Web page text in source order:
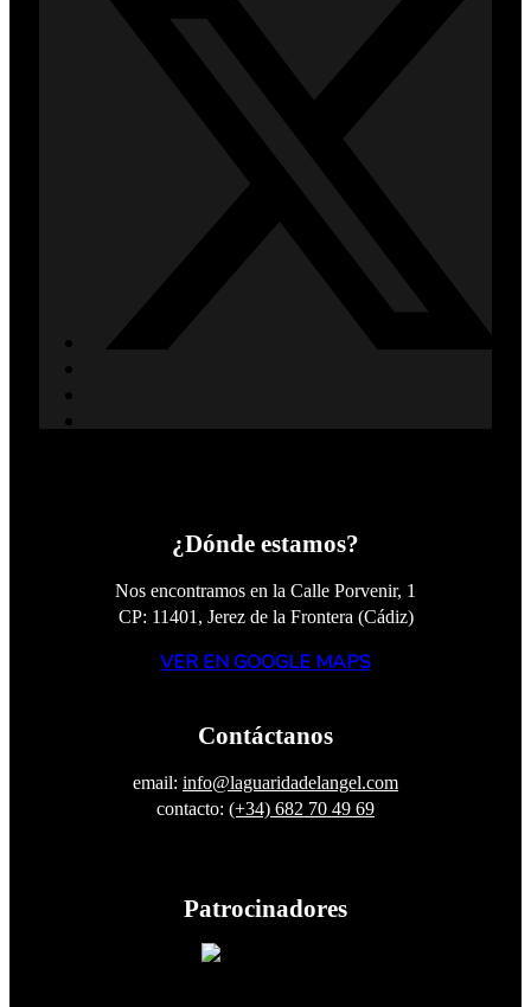
¿Dónde estamos?
Nos encontramos en la Calle Porvenir, 1
CP: 11401, Jerez de la Frontera (Cádiz)
VER EN GOOGLE MAPS
Contáctanos
email: info@laguaridadelangel.com
contacto: (+34) 682 70 49 69
Patrocinadores